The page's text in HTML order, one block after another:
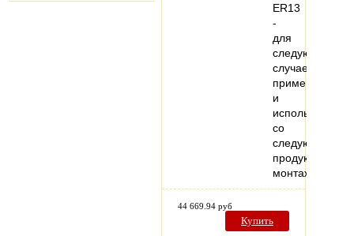
ER13
-
для
следующих
случаев
применения
и
использования
со
следующей
продукцией:
монтаж…
44 669.94 руб
Купить